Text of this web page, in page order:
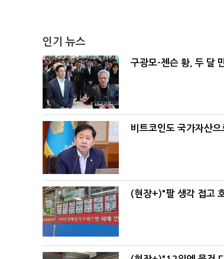
인기 뉴스
구광모-젠슨 황, 두 달
비트코인도 국가자산
(현장+)"팔 생각 접고